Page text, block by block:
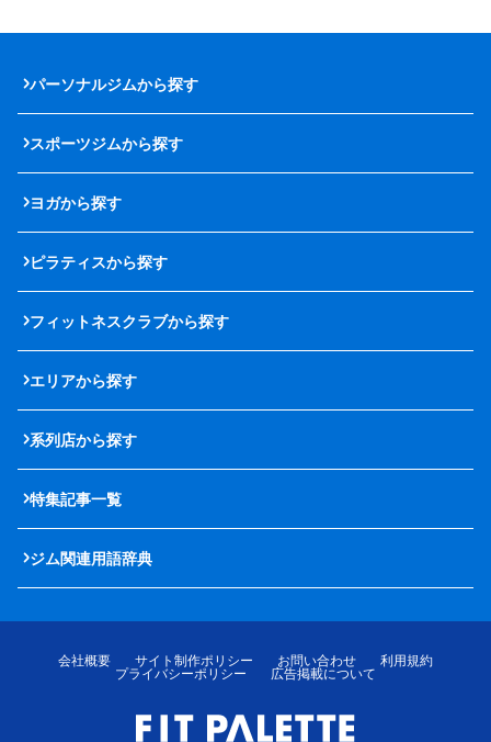
パーソナルジムから探す
スポーツジムから探す
ヨガから探す
ピラティスから探す
フィットネスクラブから探す
エリアから探す
系列店から探す
特集記事一覧
ジム関連用語辞典
会社概要 サイト制作ポリシー お問い合わせ
利用規約
プライバシーポリシー
広告掲載について